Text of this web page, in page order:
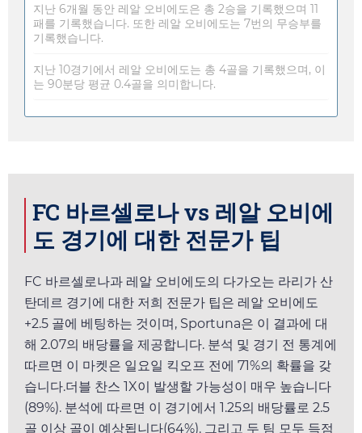
지난 6개월 동안 레알 오비에도은 총 2승을 기록했으며 11
패를 기록했습니다. 또한 레알 오비에도는 7번의 무승부를
기록했습니다.
지난 10경기에서 레알 오비에도는 총 4골을 기록했으며, 이
는 90분당 평균 0.4골을 의미합니다.
FC 바르셀로나 vs 레알 오비에
도 경기에 대한 전문가 팁
FC 바르셀로나과 레알 오비에도의 다가오는 라리가 산
탄데르 경기에 대한 저희 전문가 팁은 레알 오비에도
+2.5 골에 베팅하는 것이며, Sportuna은 이 결과에 대
해 2.07의 배당률을 제공합니다. 분석 및 경기 전 통계에
따르면 이 마켓은 일요일 킥오프 전에 71%의 확률을 갖
습니다.더블 찬스 1X이 발생할 가능성이 매우 높습니다
(89%). 분석에 따르면 이 경기에서 1.25의 배당률로 2.5
골 이상 골이 예상됩니다(64%). 그리고 두 팀 모두 득점